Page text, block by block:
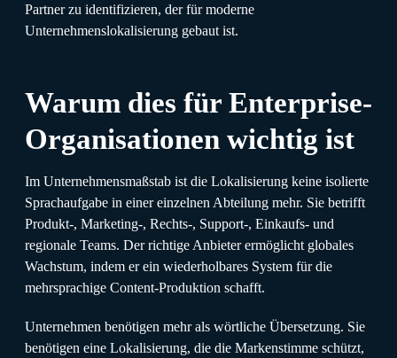
Partner zu identifizieren, der für moderne
Unternehmenslokalisierung gebaut ist.
Warum dies für Enterprise-
Organisationen wichtig ist
Im Unternehmensmaßstab ist die Lokalisierung keine isolierte
Sprachaufgabe in einer einzelnen Abteilung mehr. Sie betrifft
Produkt-, Marketing-, Rechts-, Support-, Einkaufs- und
regionale Teams. Der richtige Anbieter ermöglicht globales
Wachstum, indem er ein wiederholbares System für die
mehrsprachige Content-Produktion schafft.
Unternehmen benötigen mehr als wörtliche Übersetzung. Sie
benötigen eine Lokalisierung, die die Markenstimme schützt,